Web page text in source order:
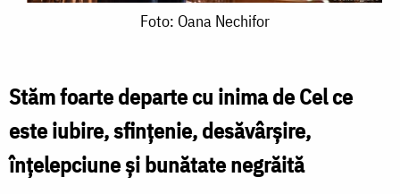
Foto: Oana Nechifor
Stăm foarte departe cu inima de Cel ce
este iubire, sfinţenie, desăvârşire,
înţelepciune şi bunătate negrăită